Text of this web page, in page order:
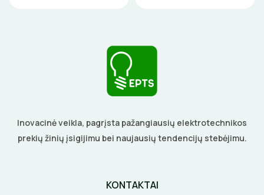
ELEKTRINIAI ĮRANKIAI
Inovacinė veikla, pagrįsta pažangiausių elektrotechnikos
prekių žinių įsigijimu bei naujausių tendencijų stebėjimu.
KONTAKTAI